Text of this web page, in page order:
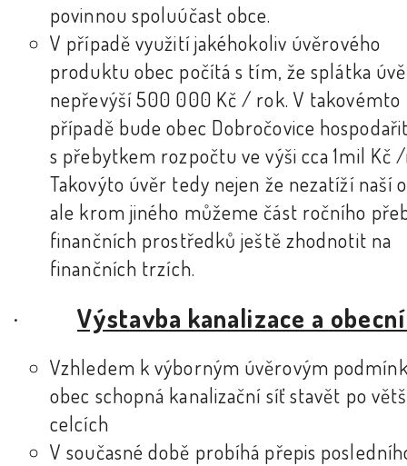
povinnou spoluúčast obce.
V případě využití jakéhokoliv úvěrového
produktu obec počítá s tím, že splátka
nepřevýší 500 000 Kč / rok. V takovémto
případě bude obec Dobročovice
s přebytkem rozpočtu ve výši cca 1mil Kč
Takovýto úvěr tedy nejen že nezatíží naší
ale krom jiného můžeme část ročního
finančních prostředků ještě zhodnotit na
finančních trzích.
· Výstavba kanalizace a obecní
Vzhledem k výborným úvěrovým
obec schopná kanalizační síť stavět po
celcích
V současné době probíhá přepis